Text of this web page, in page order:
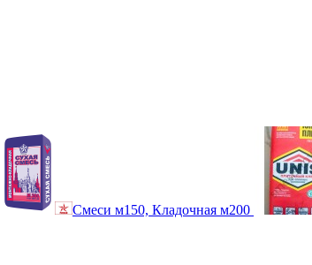
Смеси м150, Кладочная м200